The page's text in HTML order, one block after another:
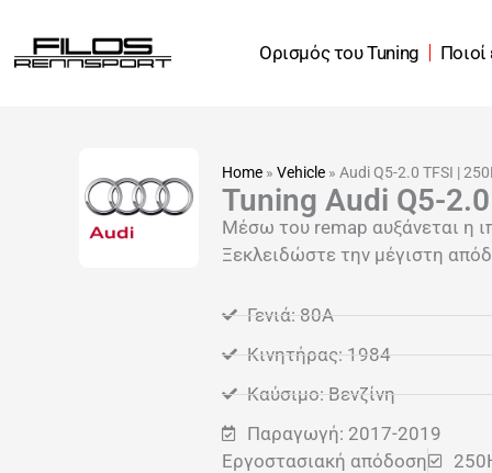
περιεχόμενο
Ορισμός του Tuning Ποιοί
Home » Vehicle » Audi Q5-2.0 TFSI |
Tuning Audi Q5-
Μέσω του remap αυξάνεται η
Ξεκλειδώστε την μέγιστη
Γενιά: 80A
Κινητήρας: 1984
Καύσιμο: Βενζίνη
Παραγωγή: 2017-2019
Εργοστασιακή απόδοση